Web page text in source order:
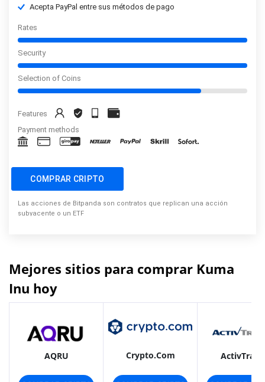
Acepta PayPal entre sus métodos de pago
Rates
Security
Selection of Coins
Features
Payment methods
COMPRAR CRIPTO
Las acciones de Bitpanda son contratos que replican una acción
subyacente o un ETF
Mejores sitios para comprar Kuma
Inu hoy
AQRU Crypto.com